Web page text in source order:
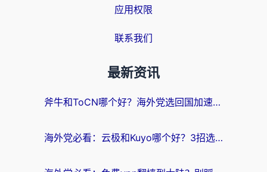
应用权限
联系我们
最新资讯
斧牛和ToCN哪个好？海外党选回国加速器的避坑指南（附免费工具推荐）
海外党必看：云极和Kuyo哪个好？3招选对回国加速器，无缝刷国内资源